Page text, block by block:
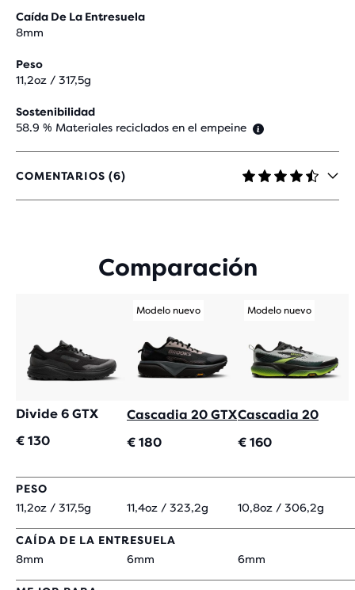
Caída De La Entresuela
8mm
Peso
11,2oz / 317,5g
Sostenibilidad
58.9 % Materiales reciclados en el empeine
COMENTARIOS (6)
4,7
DE
EVALUACIONESComparación
Divide 6 GTX
€ 130
Modelo nuevo
Cascadia 20 GTX
€ 180
Modelo nuevo
Cascadia 20
€ 160
PESO
11,2oz / 317,5g
11,4oz / 323,2g 10,8oz / 306,2g
CAÍDA DE LA ENTRESUELA
8mm
6mm 6mm